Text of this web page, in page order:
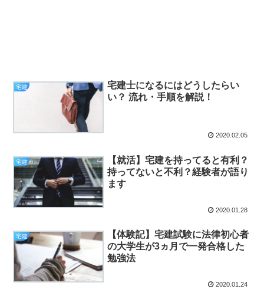
宅建
宅建士になるにはどうしたらい
い？ 流れ・手順を解説！
2020.02.05
宅建
【就活】宅建を持ってると有利？
持ってないと不利？経験者が語り
ます
2020.01.28
宅建
【体験記】宅建試験に法律初心者
の大学生が3ヵ月で一発合格した
勉強法
2020.01.24